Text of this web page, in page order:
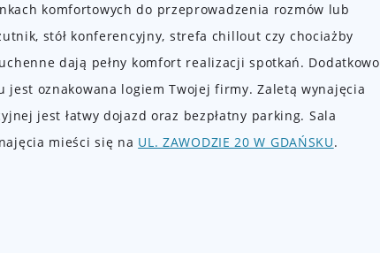
komfortowych do przeprowadzenia rozmów lub
stół konferencyjny, strefa chillout czy chociażby
dają pełny komfort realizacji spotkań. Dodatkowo
jest oznakowana logiem Twojej firmy. Zaletą wynajęcia
jest łatwy dojazd oraz bezpłatny parking. Sala
mieści się na UL. ZAWODZIE 20 W GDAŃSKU.